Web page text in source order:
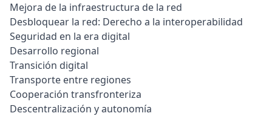
Mejora de la infraestructura de la red
Desbloquear la red: Derecho a la interoperabilidad
Seguridad en la era digital
Desarrollo regional
Transición digital
Transporte entre regiones
Cooperación transfronteriza
Descentralización y autonomía